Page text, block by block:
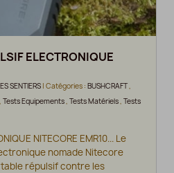
ELECTRONIQUE
SENTIERS | Catégories : BUSHCRAFT,
Tests Equipements, Tests Matériels, Tests
NITECORE EMR10... Le
nomade Nitecore
répulsif contre les